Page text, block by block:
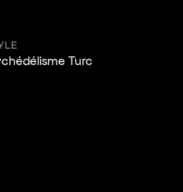
Turc
sur Instagram
l'artiste sur YouTube